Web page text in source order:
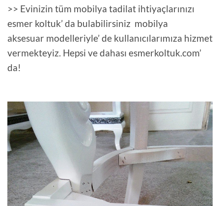
>> Evinizin tüm mobilya tadilat ihtiyaçlarınızı
esmer koltuk’ da bulabilirsiniz mobilya
aksesuar modelleriyle’ de kullanıcılarımıza hizmet
vermekteyiz. Hepsi ve dahası esmerkoltuk.com’
da!